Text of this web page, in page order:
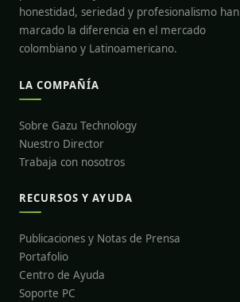
honestidad, seriedad y profesionalismo han
marcado la diferencia en el mercado
colombiano y Latinoamericano.
LA COMPAÑÍA
Sobre Gazu Technology
Nuestro Director
Trabaja con nosotros
RECURSOS Y AYUDA
Publicaciones y Notas de Prensa
Portafolio
Centro de Ayuda
Soporte PC